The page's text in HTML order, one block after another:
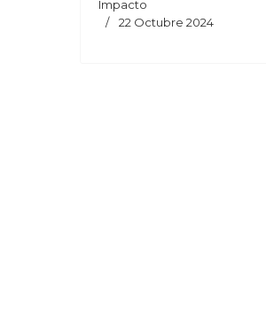
Impacto
22 Octubre 2024